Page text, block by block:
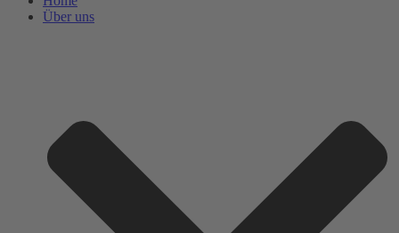
Über uns